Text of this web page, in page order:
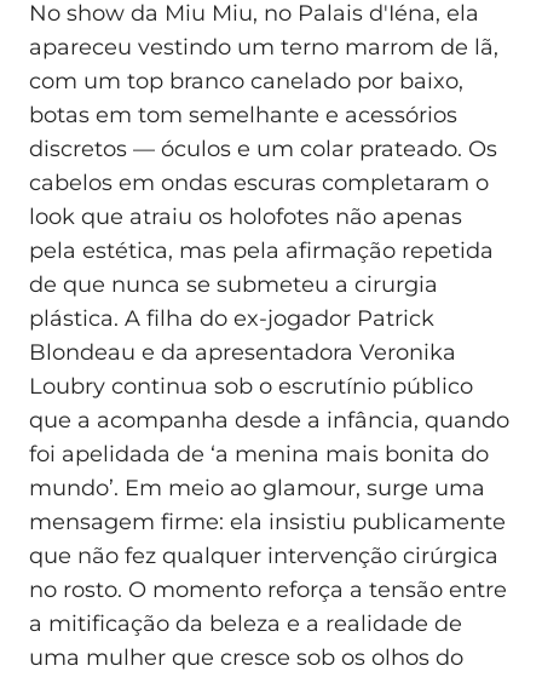
No show da Miu Miu, no Palais d'Iéna, ela
apareceu vestindo um terno marrom de lã,
com um top branco canelado por baixo,
botas em tom semelhante e acessórios
discretos — óculos e um colar prateado. Os
cabelos em ondas escuras completaram o
look que atraiu os holofotes não apenas
pela estética, mas pela afirmação repetida
de que nunca se submeteu a cirurgia
plástica. A filha do ex-jogador Patrick
Blondeau e da apresentadora Veronika
Loubry continua sob o escrutínio público
que a acompanha desde a infância, quando
foi apelidada de ‘a menina mais bonita do
mundo’. Em meio ao glamour, surge uma
mensagem firme: ela insistiu publicamente
que não fez qualquer intervenção cirúrgica
no rosto. O momento reforça a tensão entre
a mitificação da beleza e a realidade de
uma mulher que cresce sob os olhos do